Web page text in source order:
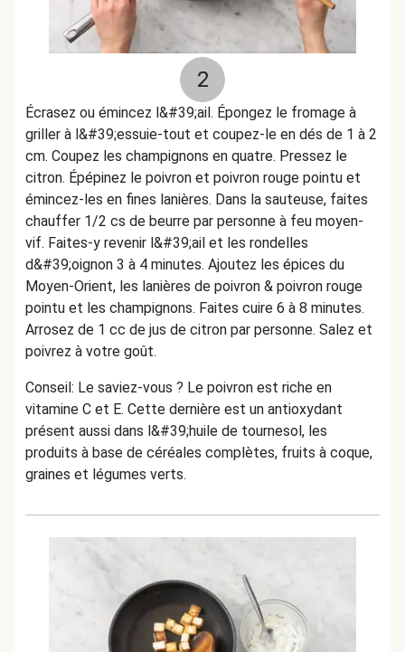
2
Écrasez ou émincez l&#39;ail. Épongez le fromage à
griller à l&#39;essuie-tout et coupez-le en dés de 1 à 2
cm. Coupez les champignons en quatre. Pressez le
citron. Épépinez le poivron et poivron rouge pointu et
émincez-les en fines lanières. Dans la sauteuse, faites
chauffer 1/2 cs de beurre par personne à feu moyen-
vif. Faites-y revenir l&#39;ail et les rondelles
d&#39;oignon 3 à 4 minutes. Ajoutez les épices du
Moyen-Orient, les lanières de poivron & poivron rouge
pointu et les champignons. Faites cuire 6 à 8 minutes.
Arrosez de 1 cc de jus de citron par personne. Salez et
poivrez à votre goût.
Conseil: Le saviez-vous ? Le poivron est riche en
vitamine C et E. Cette dernière est un antioxydant
présent aussi dans l&#39;huile de tournesol, les
produits à base de céréales complètes, fruits à coque,
graines et légumes verts.